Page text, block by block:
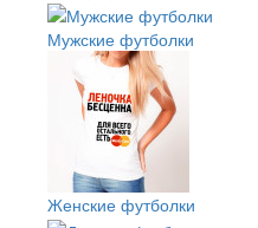
Мужские футболки
Женские футболки